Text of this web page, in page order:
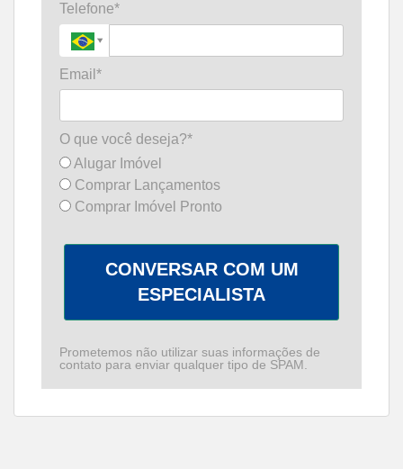
Telefone*
Email*
O que você deseja?*
Alugar Imóvel
Comprar Lançamentos
Comprar Imóvel Pronto
CONVERSAR COM UM
ESPECIALISTA
Prometemos não utilizar suas informações de
contato para enviar qualquer tipo de SPAM.